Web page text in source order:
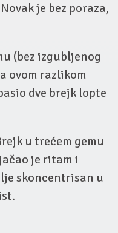
je bez poraza,
(bez izgubljenog
ovom razlikom
dve brejk lopte
u trećem gemu
je ritam i
skoncentrisan u